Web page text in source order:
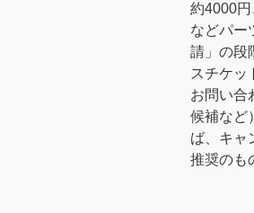
約4000
などパー
請」の段
スチケッ
お問い合
候補など
ば、キャ
推奨のも